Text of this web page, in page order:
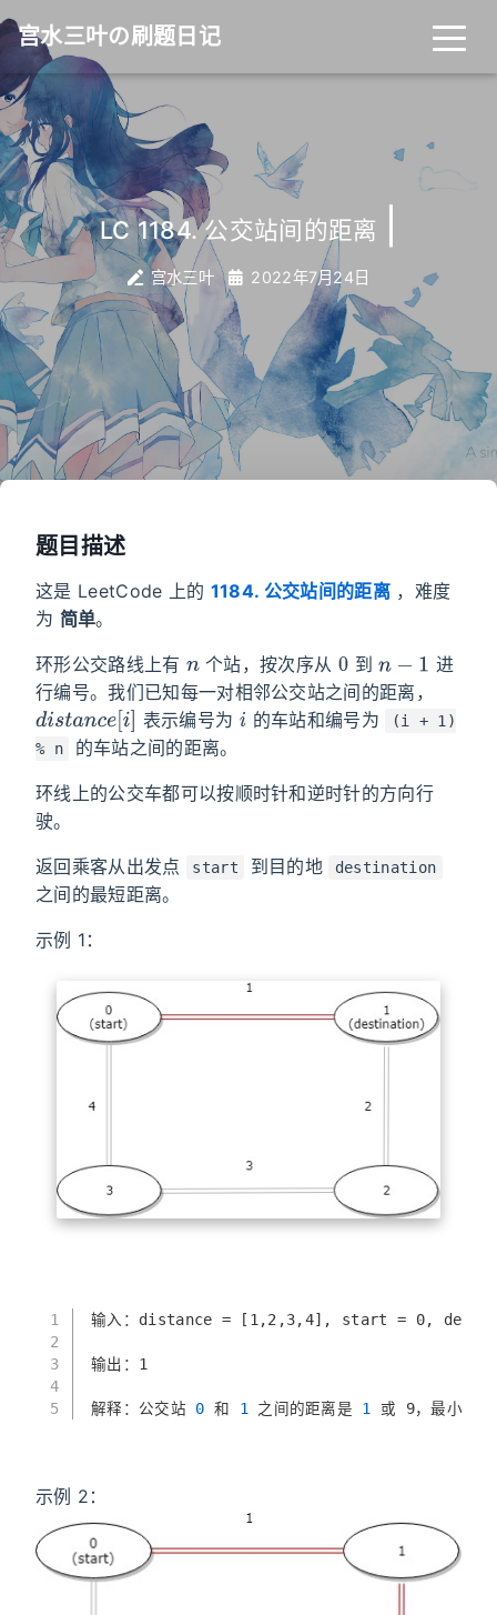
宫水三叶の刷题日记
LC 1184. 公交站间的距离
宫水三叶 2022年7月24日
题目描述
这是 LeetCode 上的 1184. 公交站间的距离，难度
为 简单。
环形公交路线上有 n个站，按次序从 0 到n−
进
行编号。我们已知每一对相邻公交站之间的距离，
distance[i] 表示编号为 i 的车站和编号为
(i + 1)
% n
的车站之间的距离。
环线上的公交车都可以按顺时针和逆时针的方向行
驶。
返回乘客从出发点 start 到目的地 destination
之间的最短距离。
示例 1：
1
2
3
4
5
输入：distance = [1,2,3,4], start = 0,
输出：1
解释：公交站 0 和 1 之间的距离是 1 或 9，最小值
示例 2：